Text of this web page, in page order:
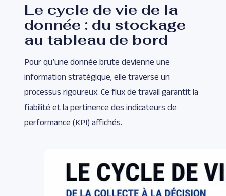
Le cycle de vie de la
donnée : du stockage
au tableau de bord
Pour qu’une donnée brute devienne une
information stratégique, elle traverse un
processus rigoureux. Ce flux de travail garantit la
fiabilité et la pertinence des indicateurs de
performance (KPI) affichés.